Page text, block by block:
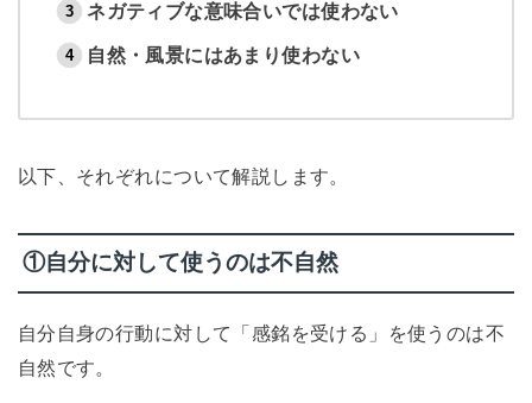
ネガティブな意味合いでは使わない
自然・風景にはあまり使わない
以下、それぞれについて解説します。
①自分に対して使うのは不自然
自分自身の行動に対して「感銘を受ける」を使うのは不
自然です。